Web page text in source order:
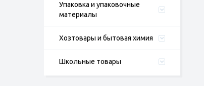
Упаковка и упаковочные
материалы
Хозтовары и бытовая химия
Школьные товары